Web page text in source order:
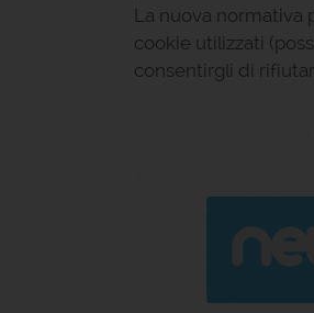
La nuova normativa
cookie utilizzati
consentirgli di